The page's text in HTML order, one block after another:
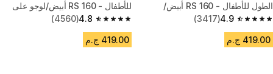
الطول للأطفال - RS 160 أبيض/
كحلي
4.9
4.9 out of 5 stars from 3417 reviews
(3417)
419.00 ج.م
للأطفال - RS 160 أبيض/لوجو على
شكل قلب 4.8
4.8 out of 5 stars from 4560 reviews
(4560)
419.00 ج.م